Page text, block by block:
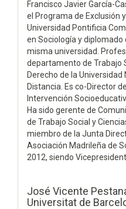
Francisco Javier García-
el Programa de Exclusión
Universidad Pontificia
en Sociología y diplomado
misma universidad.
departamento de Trabajo
Derecho de la Universidad
Distancia. Es co-Director
Intervención
Ha sido gerente de
de Trabajo Social y
miembro de la Junta
Asociación Madrileña de
2012, siendo
José Vicente
Universitat de